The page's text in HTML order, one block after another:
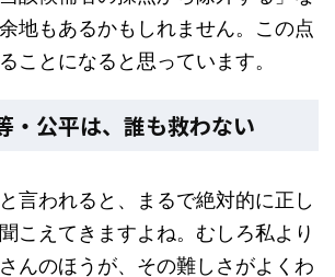
地もあるかもしれません。この点
ことになると思っています。
・公平は、誰も救わない
言われると、まるで絶対的に正し
こえてきますよね。むしろ私より
んのほうが、その難しさがよくわ